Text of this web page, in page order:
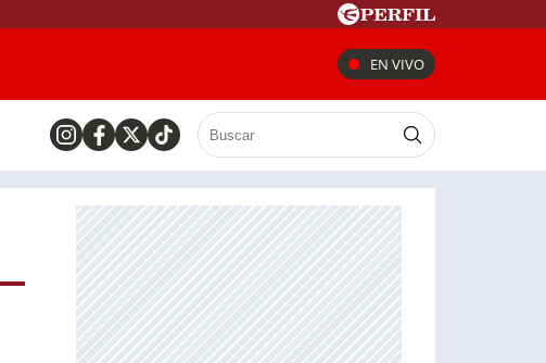
EN VIVO